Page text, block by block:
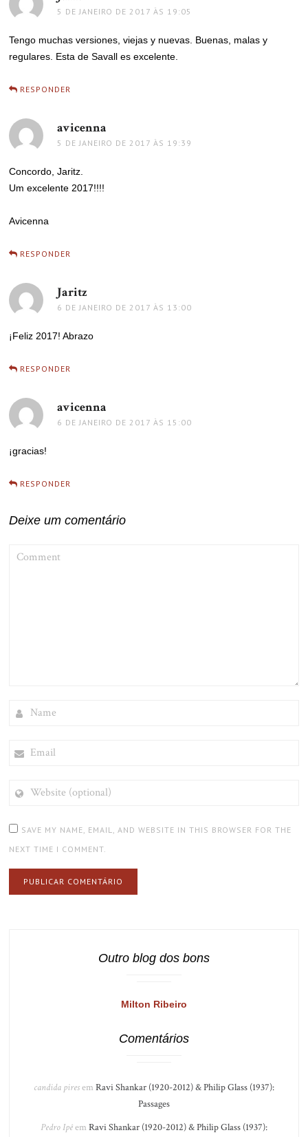
5 DE JANEIRO DE 2017 ÀS 19:05
Tengo muchas versiones, viejas y nuevas. Buenas, malas y
regulares. Esta de Savall es excelente.
RESPONDER
avicenna
5 DE JANEIRO DE 2017 ÀS 19:39
Concordo, Jaritz.
Um excelente 2017!!!!
Avicenna
RESPONDER
Jaritz
6 DE JANEIRO DE 2017 ÀS 13:00
¡Feliz 2017! Abrazo
RESPONDER
avicenna
6 DE JANEIRO DE 2017 ÀS 15:00
¡gracias!
RESPONDER
Deixe um comentário
(OPTIONAL)
SAVE MY NAME, EMAIL, AND WEBSITE IN THIS BROWSER FOR THE
NEXT TIME I COMMENT.
Outro blog dos bons
Milton Ribeiro
Comentários
candida piresem Ravi Shankar (1920-2012) & Philip Glass (1937):
Passages
Pedro Ipêem Ravi Shankar (1920-2012) & Philip Glass (1937):